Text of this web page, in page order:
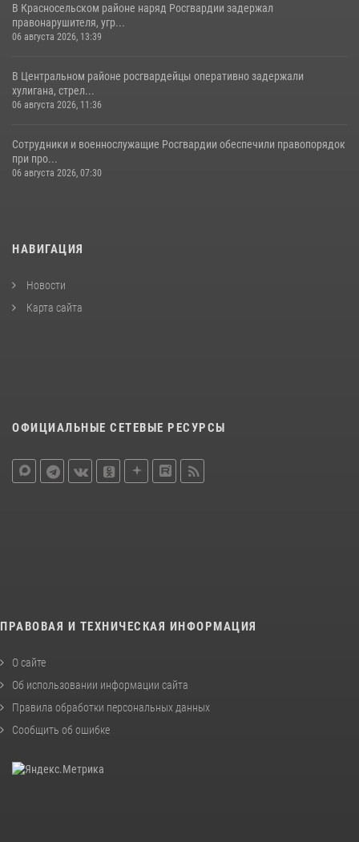
В Красносельском районе наряд Росгвардии задержал
правонарушителя, угр...
06 августа 2026, 13:39
В Центральном районе росгвардейцы оперативно задержали
хулигана, стрел...
06 августа 2026, 11:36
Сотрудники и военнослужащие Росгвардии обеспечили правопорядок
при про...
06 августа 2026, 07:30
НАВИГАЦИЯ
Новости
Карта сайта
ОФИЦИАЛЬНЫЕ СЕТЕВЫЕ РЕСУРСЫ
ПРАВОВАЯ И ТЕХНИЧЕСКАЯ ИНФОРМАЦИЯ
О сайте
Об использовании информации сайта
Правила обработки персональных данных
Сообщить об ошибке